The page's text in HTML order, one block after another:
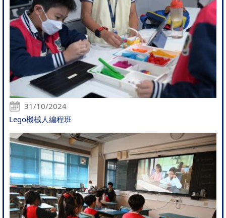
31/10/2024
Lego機械人編程班